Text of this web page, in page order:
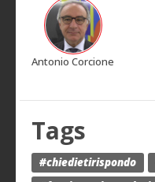
Antonio Corcione
Tags
#chiedietirispondo